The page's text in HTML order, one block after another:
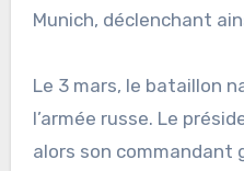
Munich, déclenchant
Le 3 mars, le bataillon
l’armée russe. Le
alors son commandant